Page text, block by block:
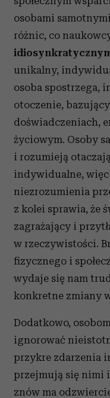
osobami
różnic, co
unikalny,
osoba spostrzega,
otoczenie,
doświadczeniach,
życiowym. Osoby
i rozumieją
indywidualne,
niezrozumienia
z kolei sprawia, że
zagrażający i
w rzeczywistości.
fizycznego i
wydaje się nam
konkretne zmiany
Dodatkowo,
ignorować
przykre zdarzenia
przejmują się nimi
znów ma